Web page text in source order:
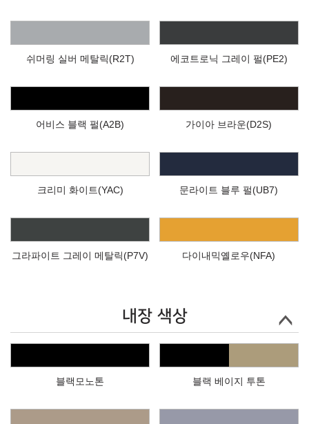
쉬머링 실버 메탈릭(R2T) 에코트로닉 그레이 펄(PE2)
어비스 블랙 펄(A2B) 가이아 브라운(D2S)
크리미 화이트(YAC) 문라이트 블루 펄(UB7)
그라파이트 그레이 메탈릭(P7V) 다이내믹옐로우(NFA)
내장 색상
블랙모노톤 블랙 베이지 투톤